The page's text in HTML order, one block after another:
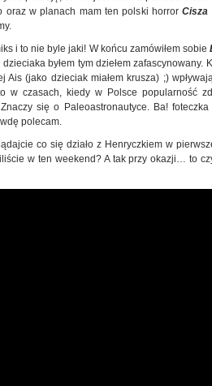
oraz w planach mam ten polski horrorCisza
i to nie byle jaki! W końcu zamówiłem sobie
byłem tym dziełem
Ais (jako dzieciak miałem krusza) ;)
w czasach, kiedy w Polsce popularność
się o Paleoastronautyce. Ba!
polecam.
co się działo z Henryczkiem w
w ten weekend? A tak przy okazji… to